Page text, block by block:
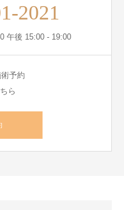
2021
午後 15:00 - 19:00
予約
ら